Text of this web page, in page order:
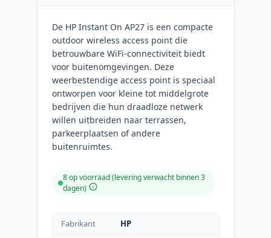
De HP Instant On AP27 is een compacte
outdoor wireless access point die
betrouwbare WiFi-connectiviteit biedt
voor buitenomgevingen. Deze
weerbestendige access point is speciaal
ontworpen voor kleine tot middelgrote
bedrijven die hun draadloze netwerk
willen uitbreiden naar terrassen,
parkeerplaatsen of andere
buitenruimtes.
8 op voorraad (levering verwacht binnen 3
dagen)
Fabrikant
HP